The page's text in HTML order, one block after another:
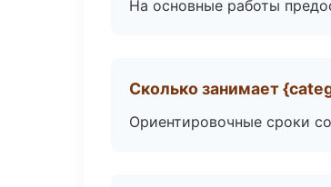
На основные работы
Сколько занимает
Ориентировочные сроки